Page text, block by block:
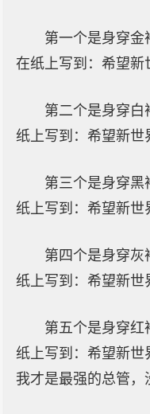
第一个是身穿金
在纸上写到：希望新
第二个是身穿白
纸上写到：希望新世
第三个是身穿黑
纸上写到：希望新
第四个是身穿灰
纸上写到：希望新
第五个是身穿红
纸上写到：希望新
我才是最强的总管，